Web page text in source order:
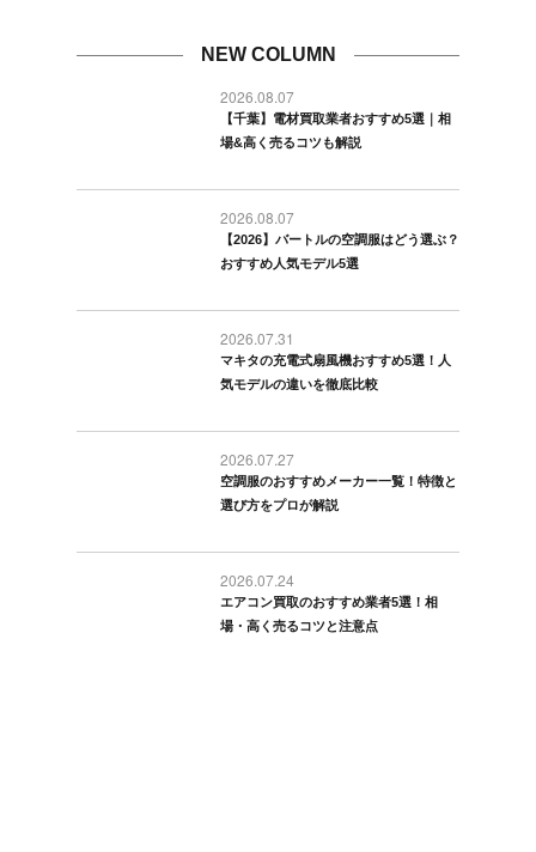
NEW COLUMN
2026.08.07
【千葉】電材買取業者おすすめ5選｜相
場&高く売るコツも解説
2026.08.07
【2026】バートルの空調服はどう選ぶ？
おすすめ人気モデル5選
2026.07.31
マキタの充電式扇風機おすすめ5選！人
気モデルの違いを徹底比較
2026.07.27
空調服のおすすめメーカー一覧！特徴と
選び方をプロが解説
2026.07.24
エアコン買取のおすすめ業者5選！相
場・高く売るコツと注意点